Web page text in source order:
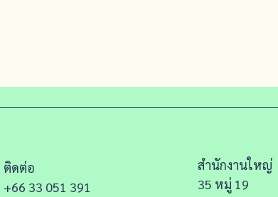
ติดต่อ
+66 33 051 391
สำนักงานใหญ่
35 หมู่ 19